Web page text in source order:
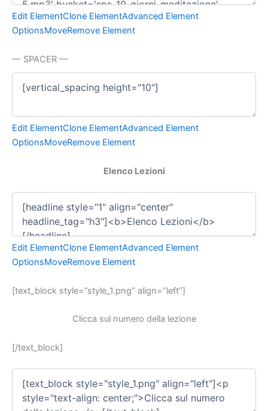
Edit ElementClone ElementAdvanced Element
OptionsMoveRemove Element
— SPACER —
Edit ElementClone ElementAdvanced Element
OptionsMoveRemove Element
Elenco Lezioni
Edit ElementClone ElementAdvanced Element
OptionsMoveRemove Element
[text_block style=”style_1.png” align=”left”]
Clicca sul numero della lezione
[/text_block]